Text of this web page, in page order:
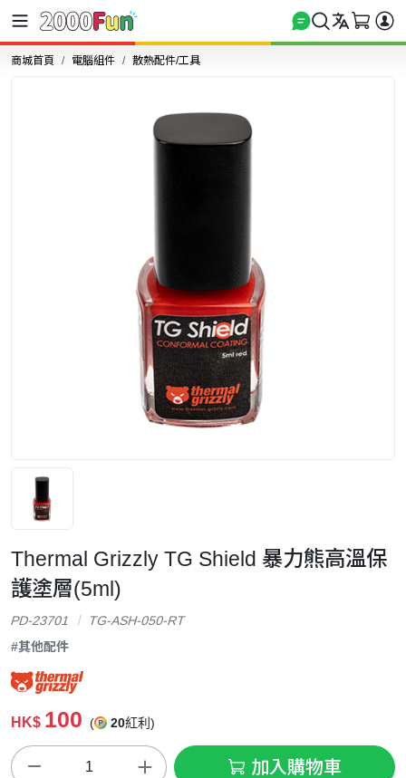
商城首頁 電腦組件 散熱配件/工具
Thermal Grizzly TG Shield 暴力熊高溫保
護塗層(5ml)
PD-23701
TG-ASH-050-RT
#其他配件
HK$ 100 ( 20紅利)
加入購物車